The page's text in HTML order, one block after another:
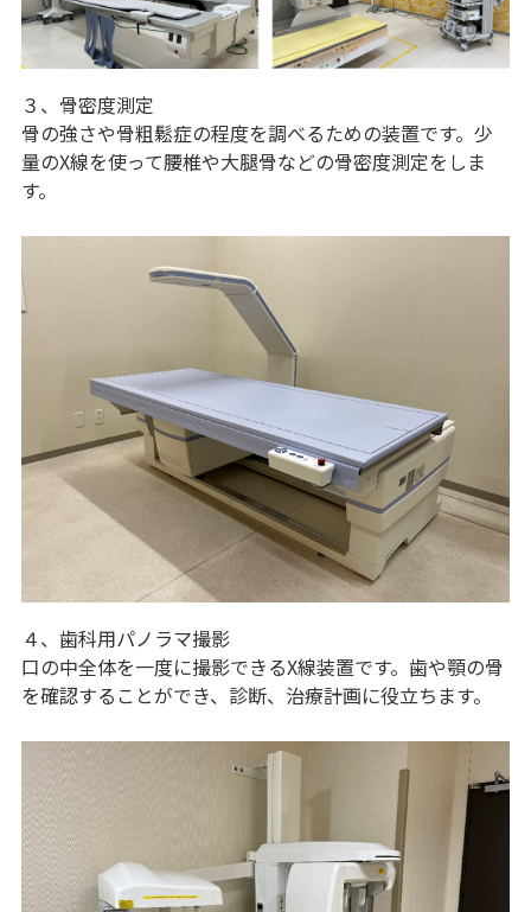
３、骨密度測定
骨の強さや骨粗鬆症の程度を調べるための装置です。少
量のX線を使って腰椎や大腿骨などの骨密度測定をしま
す。
４、歯科用パノラマ撮影
口の中全体を一度に撮影できるX線装置です。歯や顎の骨
を確認することができ、診断、治療計画に役立ちます。